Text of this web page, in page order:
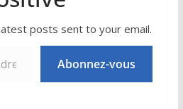
posts sent to your email.
Abonnez-vous